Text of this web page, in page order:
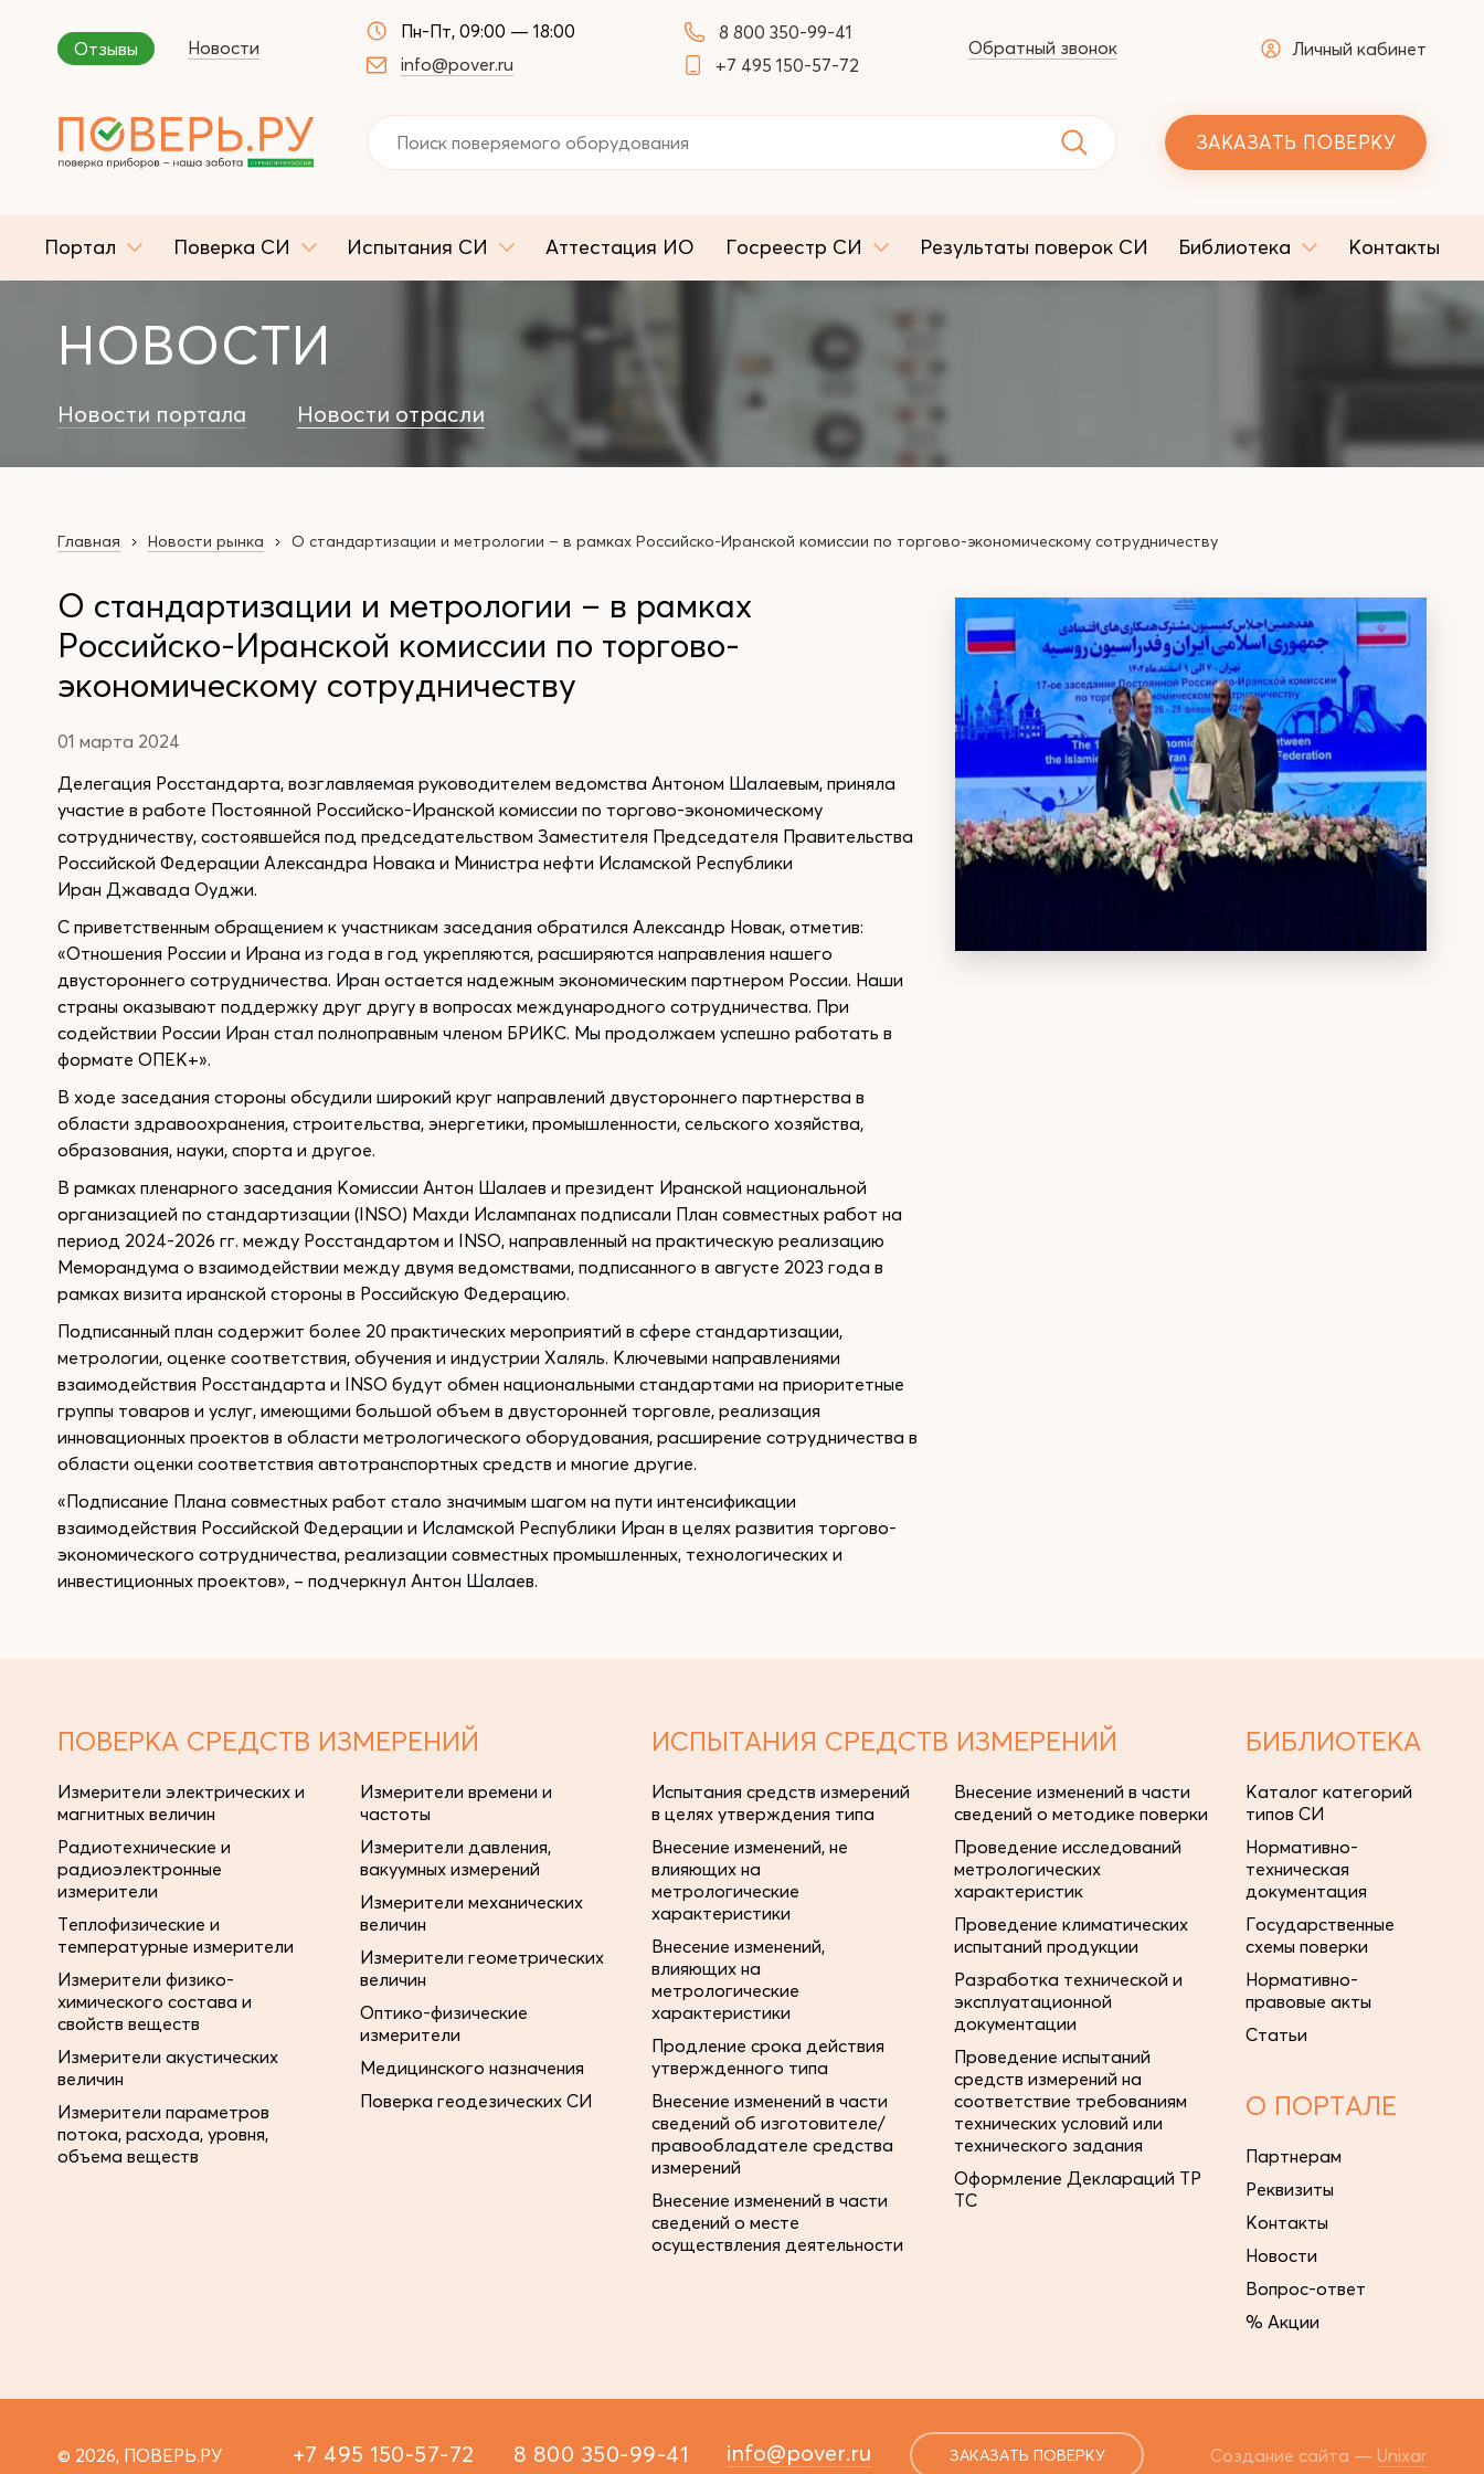
Отзывы Новости
Пн-Пт, 09:00 — 18:00
info@pover.ru
8 800 350-99-41
+7 495 150-57-72
Обратный звонок Личный кабинет
ЗАКАЗАТЬ ПОВЕРКУ
Портал Поверка СИ Испытания СИ Аттестация ИО Госреестр СИ Результаты поверок СИ Библиотека Контакты
НОВОСТИ
Новости портала Новости отрасли
Главная Новости рынка О стандартизации и метрологии – в рамках Российско-Иранской комиссии по торгово-экономическому сотрудничеству
О стандартизации и метрологии – в рамках
Российско-Иранской комиссии по торгово-
экономическому сотрудничеству
01 марта 2024
Делегация Росстандарта, возглавляемая руководителем ведомства Антоном Шалаевым, приняла
участие в работе Постоянной Российско-Иранской комиссии по торгово-экономическому
сотрудничеству, состоявшейся под председательством Заместителя Председателя Правительства
Российской Федерации Александра Новака и Министра нефти Исламской Республики
Иран Джавада Оуджи.
С приветственным обращением к участникам заседания обратился Александр Новак, отметив:
«Отношения России и Ирана из года в год укрепляются, расширяются направления нашего
двустороннего сотрудничества. Иран остается надежным экономическим партнером России. Наши
страны оказывают поддержку друг другу в вопросах международного сотрудничества. При
содействии России Иран стал полноправным членом БРИКС. Мы продолжаем успешно работать в
формате ОПЕК+».
В ходе заседания стороны обсудили широкий круг направлений двустороннего партнерства в
области здравоохранения, строительства, энергетики, промышленности, сельского хозяйства,
образования, науки, спорта и другое.
В рамках пленарного заседания Комиссии Антон Шалаев и президент Иранской национальной
организацией по стандартизации (INSO) Махди Ислампанах подписали План совместных работ на
период 2024-2026 гг. между Росстандартом и INSO, направленный на практическую реализацию
Меморандума о взаимодействии между двумя ведомствами, подписанного в августе 2023 года в
рамках визита иранской стороны в Российскую Федерацию.
Подписанный план содержит более 20 практических мероприятий в сфере стандартизации,
метрологии, оценке соответствия, обучения и индустрии Халяль. Ключевыми направлениями
взаимодействия Росстандарта и INSO будут обмен национальными стандартами на приоритетные
группы товаров и услуг, имеющими большой объем в двусторонней торговле, реализация
инновационных проектов в области метрологического оборудования, расширение сотрудничества в
области оценки соответствия автотранспортных средств и многие другие.
«Подписание Плана совместных работ стало значимым шагом на пути интенсификации
взаимодействия Российской Федерации и Исламской Республики Иран в целях развития торгово-
экономического сотрудничества, реализации совместных промышленных, технологических и
инвестиционных проектов», – подчеркнул Антон Шалаев.
ПОВЕРКА СРЕДСТВ ИЗМЕРЕНИЙ
Измерители электрических и
магнитных величин
Радиотехнические и
радиоэлектронные
измерители
Теплофизические и
температурные измерители
Измерители физико-
химического состава и
свойств веществ
Измерители акустических
величин
Измерители параметров
потока, расхода, уровня,
объема веществ
Измерители времени и
частоты
Измерители давления,
вакуумных измерений
Измерители механических
величин
Измерители геометрических
величин
Оптико-физические
измерители
Медицинского назначения
Поверка геодезических СИ
ИСПЫТАНИЯ СРЕДСТВ ИЗМЕРЕНИЙ
Испытания средств измерений
в целях утверждения типа
Внесение изменений, не
влияющих на
метрологические
характеристики
Внесение изменений,
влияющих на
метрологические
характеристики
Продление срока действия
утвержденного типа
Внесение изменений в части
сведений об изготовителе/
правообладателе средства
измерений
Внесение изменений в части
сведений о месте
осуществления деятельности
Внесение изменений в части
сведений о методике поверки
Проведение исследований
метрологических
характеристик
Проведение климатических
испытаний продукции
Разработка технической и
эксплуатационной
документации
Проведение испытаний
средств измерений на
соответствие требованиям
технических условий или
технического задания
Оформление Деклараций ТР
ТС
БИБЛИОТЕКА
Каталог категорий
типов СИ
Нормативно-
техническая
документация
Государственные
схемы поверки
Нормативно-
правовые акты
Статьи
О ПОРТАЛЕ
Партнерам
Реквизиты
Контакты
Новости
Вопрос-ответ
% Акции
© 2026, ПОВЕРЬ.РУ +7 495 150-57-72 8 800 350-99-41 info@pover.ru ЗАКАЗАТЬ ПОВЕРКУ Создание сайта — Unixar